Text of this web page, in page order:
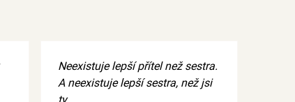
Neexistuje lepší přítel než sestra.
A neexistuje lepší sestra, než jsi